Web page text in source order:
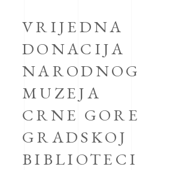
VRIJEDNA
DONACIJA
NARODNOG
MUZEJA
CRNE GORE
GRADSKOJ
BIBLIOTECI